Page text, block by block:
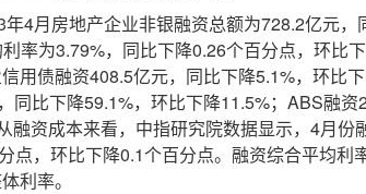
月房地产企业非银融资总额为728.2亿元，
率为3.79%，同比下降0.26个百分点，环比
用债融资408.5亿元，同比下降5.1%，环比
同比下降59.1%，环比下降11.5%；ABS融资
融资成本来看，中指研究院数据显示，4月份
点，环比下降0.1个百分点。融资综合平均利
利率。